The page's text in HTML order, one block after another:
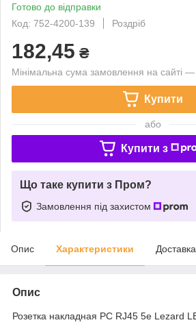
Готово до відправки
Код: 752-4200-139
Роздріб
182,45 ₴
Мінімальна сума замовлення на сайті
Купити
або
Купити з
Що таке купити з Пром?
Замовлення під захистом
Опис Характеристики Доставка
Опис
Розетка накладная PC RJ45 5e Lezard